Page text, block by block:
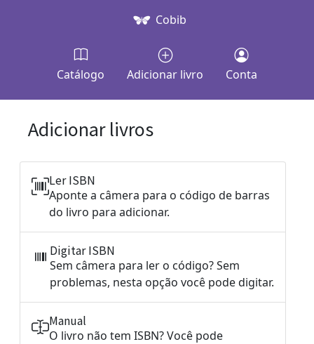
Cobib
Catálogo Adicionar livro Conta
Adicionar livros
Ler ISBN
Aponte a câmera para o código de barras
do livro para adicionar.
Digitar ISBN
Sem câmera para ler o código? Sem
problemas, nesta opção você pode digitar.
Manual
O livro não tem ISBN? Você pode